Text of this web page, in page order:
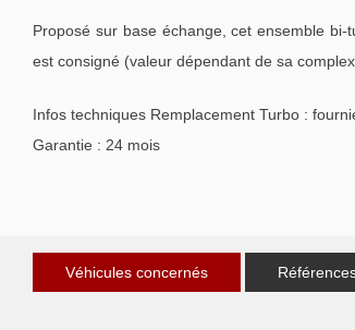
Proposé sur base échange, cet ensemble
est consigné (valeur dépendant de sa
Infos techniques Remplacement Turbo :
Garantie : 24 mois
Véhicules concernés